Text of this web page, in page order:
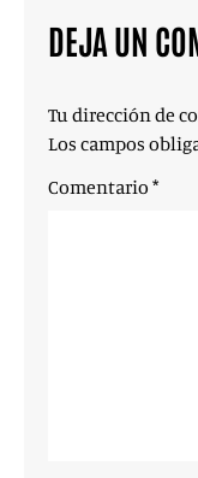
DEJA UN
Tu dirección de
Los campos
Comentario *